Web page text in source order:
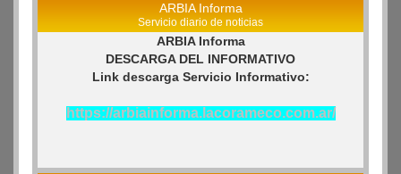
ARBIA Informa
Servicio diario de noticias
ARBIA Informa
DESCARGA DEL INFORMATIVO
Link descarga Servicio Informativo:
https://arbiainforma.lacorameco.com.ar/